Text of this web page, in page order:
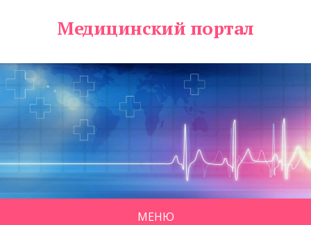
Медицинский портал
МЕНЮ